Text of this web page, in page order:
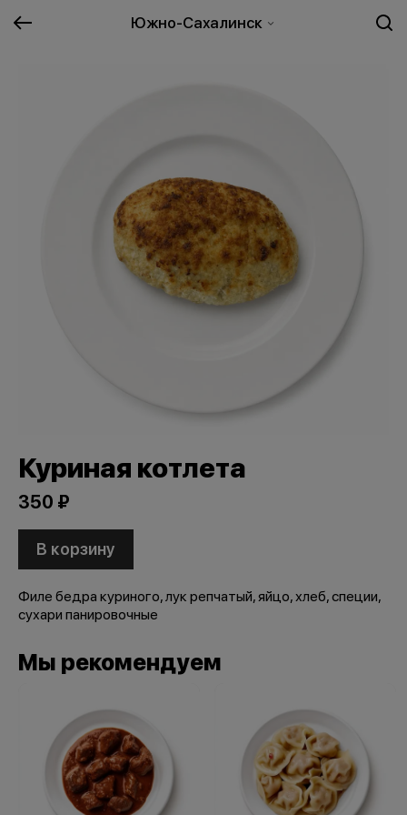
Южно-Сахалинск
Куриная котлета
350 ₽
В корзину
Филе бедра куриного, лук репчатый, яйцо, хлеб, специи,
сухари панировочные
Мы рекомендуем